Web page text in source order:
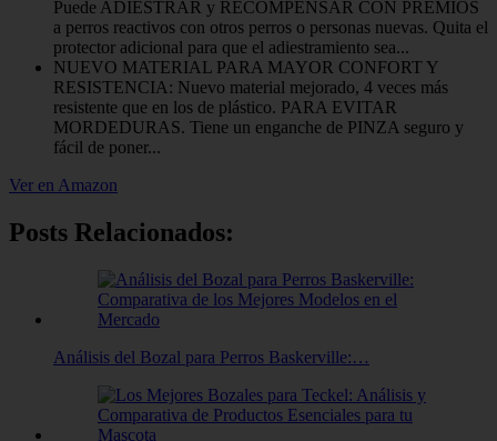
Puede ADIESTRAR y RECOMPENSAR CON PREMIOS
a perros reactivos con otros perros o personas nuevas. Quita el
protector adicional para que el adiestramiento sea...
NUEVO MATERIAL PARA MAYOR CONFORT Y
RESISTENCIA: Nuevo material mejorado, 4 veces más
resistente que en los de plástico. PARA EVITAR
MORDEDURAS. Tiene un enganche de PINZA seguro y
fácil de poner...
Ver en Amazon
Posts Relacionados:
Análisis del Bozal para Perros Baskerville:…